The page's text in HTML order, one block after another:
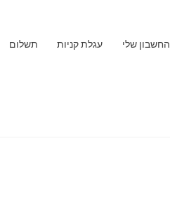
החשבון שלי עגלת קניות תשלום